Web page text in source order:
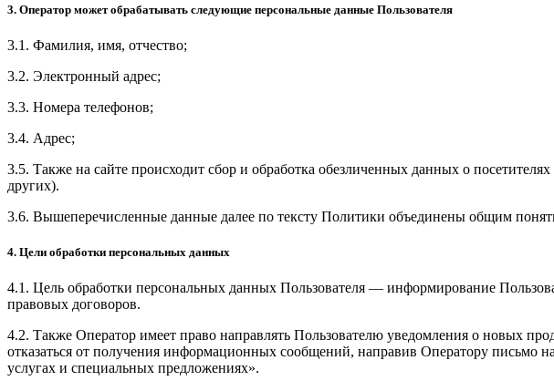
3. Оператор может обрабатывать следующие персональные данные Пользователя
3.1. Фамилия, имя, отчество;
3.2. Электронный адрес;
3.3. Номера телефонов;
3.4. Адрес;
3.5. Также на сайте происходит сбор и обработка обезличенных данных о
других).
3.6. Вышеперечисленные данные далее по тексту Политики объединены общим
4. Цели обработки персональных данных
4.1. Цель обработки персональных данных Пользователя — информирование
правовых договоров.
4.2. Также Оператор имеет право направлять Пользователю уведомления о новых
отказаться от получения информационных сообщений, направив Оператору письмо
услугах и специальных предложениях».